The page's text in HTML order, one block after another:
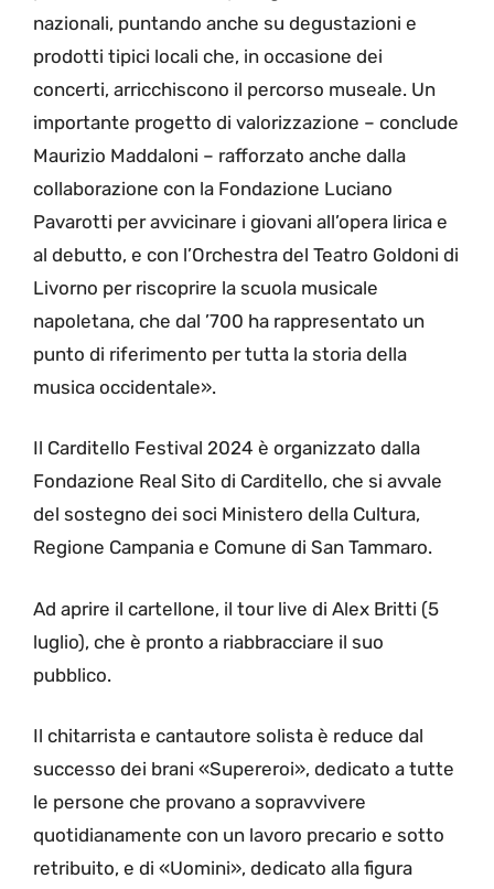
nazionali, puntando anche su degustazioni e
prodotti tipici locali che, in occasione dei
concerti, arricchiscono il percorso museale. Un
importante progetto di valorizzazione – conclude
Maurizio Maddaloni – rafforzato anche dalla
collaborazione con la Fondazione Luciano
Pavarotti per avvicinare i giovani all’opera lirica e
al debutto, e con l’Orchestra del Teatro Goldoni di
Livorno per riscoprire la scuola musicale
napoletana, che dal ’700 ha rappresentato un
punto di riferimento per tutta la storia della
musica occidentale».
Il Carditello Festival 2024 è organizzato dalla
Fondazione Real Sito di Carditello, che si avvale
del sostegno dei soci Ministero della Cultura,
Regione Campania e Comune di San Tammaro.
Ad aprire il cartellone, il tour live di Alex Britti (5
luglio), che è pronto a riabbracciare il suo
pubblico.
Il chitarrista e cantautore solista è reduce dal
successo dei brani «Supereroi», dedicato a tutte
le persone che provano a sopravvivere
quotidianamente con un lavoro precario e sotto
retribuito, e di «Uomini», dedicato alla figura